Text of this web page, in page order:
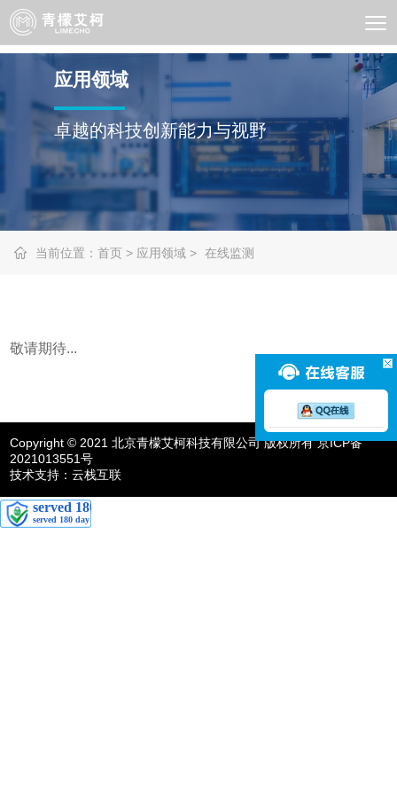
应用领域
卓越的科技创新能力与视野
当前位置：首页 > 应用领域 > 在线监测
敬请期待...
Copyright © 2021 北京青檬艾柯科技有限公司 版权所有 京ICP备
2021013551号
技术支持：云栈互联